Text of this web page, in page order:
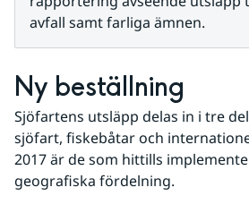
avfall samt farliga ämnen.
Ny beställning
Sjöfartens utsläpp delas in i tre
sjöfart, fiskebåtar och
2017 är de som hittills
geografiska fördelning.